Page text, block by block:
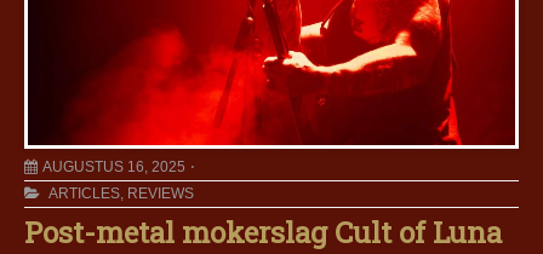
AUGUSTUS 16, 2025
ARTICLES, REVIEWS
Post-metal mokerslag Cult of Luna